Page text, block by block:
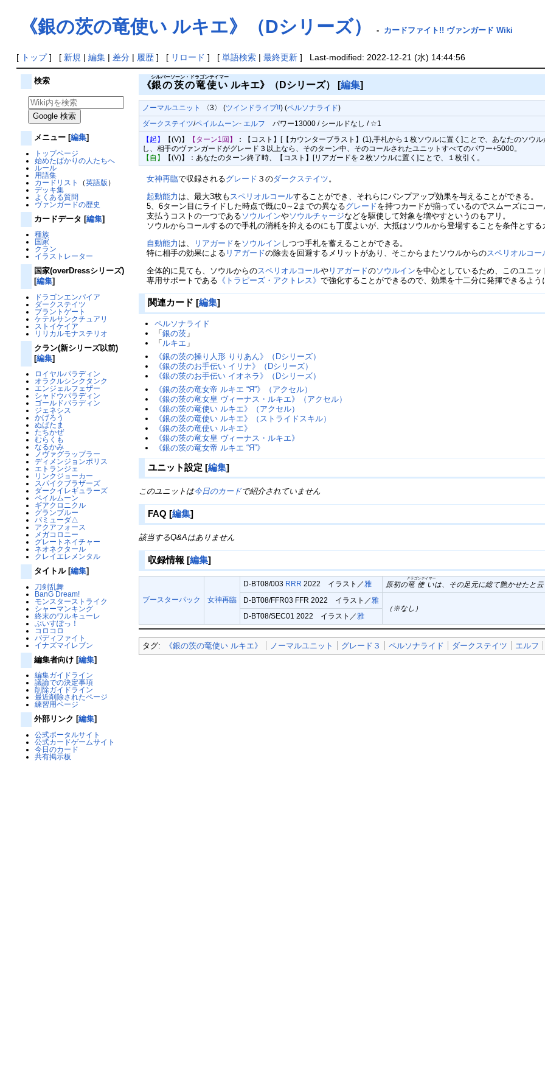
《銀の茨の竜使い ルキエ》（Dシリーズ）‎ - カードファイト!! ヴァンガード Wiki
[ トップ] [ 新規 | 編集| 差分| 履歴] [ リロード ] [ 単語検索| 最終更新] Last-modified: 2022-12-21 (水) 14:44:56
検索
メニュー [編集]
トップページ
始めたばかりの人たちへ
ルール
用語集
カードリスト
（英語版 ）
デッキ集
よくある質問
ヴァンガードの歴史
カードデータ [編集]
種族
国家
クラン
イラストレーター
国家(overDressシリーズ)
[編集]
ドラゴンエンパイア
ダークステイツ
ブラントゲート
ケテルサンクチュアリ
ストイケイア
リリカルモナステリオ
クラン(新シリーズ以前)
[編集]
ロイヤルパラディン
オラクルシンクタンク
エンジェルフェザー
シャドウパラディン
ゴールドパラディン
ジェネシス
かげろう
ぬばたま
たちかぜ
むらくも
なるかみ
ノヴァグラップラー
ディメンジョンポリス
エトランジェ
リンクジョーカー
スパイクブラザーズ
ダークイレギュラーズ
ペイルムーン
ギアクロニクル
グランブルー
バミューダ△
アクアフォース
メガコロニー
グレートネイチャー
ネオネクタール
クレイエレメンタル
タイトル [編集]
刀剣乱舞
BanG Dream!
モンスターストライク
シャーマンキング
終末のワルキューレ
ぶいすぽっ！
コロコロ
バディファイト
イナズマイレブン
編集者向け [編集]
編集ガイドライン
議論での決定事項
削除ガイドライン
最近削除されたページ
練習用ページ
外部リンク [編集]
公式ポータルサイト
公式カードゲームサイト
今日のカード
共有掲示板
《銀の茨の竜使い
シルバーソーン・ドラゴンテイマー
ルキエ》（Dシリーズ） [編集]
ノーマルユニット 〈3〉 (ツインドライブ!!) (ペルソナライド)
ダークステイツ/ペイルムーン- エルフ
パワー13000 / シールドなし / ☆1
【起】
【(V)】 【ターン1回】
：【コスト】[【カウンターブラスト】(1),手札から１枚ソウルに置く]ことで、あなたのソウ
し、相手のヴァンガードがグレード３以上なら、そのターン中、そのコールされたユニットすべてのパワー+5000。
【自】
【(V)】：あなたのターン終了時、【コスト】[リアガードを２枚ソウルに置く]ことで、１枚引く。
女神再臨で収録されるグレード ３のダークステイツ。
起動能力 は、最大3枚も スペリオルコールすることができ、それらにパンプアップ効果を与えることができる。
5、6ターン目にライドした時点で既に0～2までの異なるグレードを持つカードが揃っているのでスムーズにコー
支払うコストの一つである ソウルインやソウルチャージなどを駆使して対象を増やすというのもアリ。
ソウルからコールするので手札の消耗を抑えるのにも丁度よいが、大抵はソウルから登場することを条件とする
自動能力 は、 リアガードを ソウルイン しつつ手札を蓄えることができる。
特に相手の効果による リアガードの除去を回避するメリットがあり、そこからまたソウルからのスペリオルコー
全体的に見ても、ソウルからのスペリオルコールや リアガードのソウルインを中心としているため、このユニッ
専用サポートである 《トラピーズ・アクトレス》‎で強化することができるので、効果を十二分に発揮できるよう
関連カード [編集]
ペルソナライド
「銀の茨 」
「 ルキエ 」
《銀の茨の操り人形 りりあん》（Dシリーズ）‎ ‎
《銀の茨のお手伝い イリナ》（Dシリーズ）‎
《銀の茨のお手伝い イオネラ》‎（Dシリーズ）‎
《銀の茨の竜女帝 ルキエ “Я”》（アクセル）
《銀の茨の竜女皇 ヴィーナス・ルキエ》（アクセル）
《銀の茨の竜使い ルキエ》（アクセル）
《銀の茨の竜使い ルキエ》（ストライドスキル）
《銀の茨の竜使い ルキエ》
《銀の茨の竜女皇 ヴィーナス・ルキエ》
《銀の茨の竜女帝 ルキエ “Я”》
ユニット設定 [編集]
このユニットは今日のカードで紹介されていません
FAQ [編集]
該当するQ&Aはありません
収録情報 [編集]
ブースターパック 女神再臨
D-BT08/003 RRR 2022 イラスト／ 雅 原初の竜使い
ドラゴンテイマー
は、その足元に総て艶かせたと云
D-BT08/FFR03 FFR 2022 イラスト／ 雅
（※なし）
D-BT08/SEC01 2022 イラスト／ 雅
タグ: 《銀の茨の竜使い ルキエ》 ノーマルユニット グレード３ ペルソナライド ダークステイツ エルフ